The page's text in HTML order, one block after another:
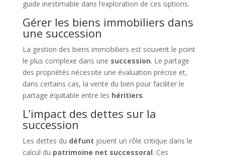
guide inestimable dans l’exploration de ces options.
Gérer les biens immobiliers dans
une succession
La gestion des biens immobiliers est souvent le point
le plus complexe dans une succession. Le partage
des propriétés nécessite une évaluation précise et,
dans certains cas, la vente du bien pour faciliter le
partage équitable entre les héritiers.
L’impact des dettes sur la
succession
Les dettes du défunt jouent un rôle critique dans le
calcul du patrimoine net successoral. Ces